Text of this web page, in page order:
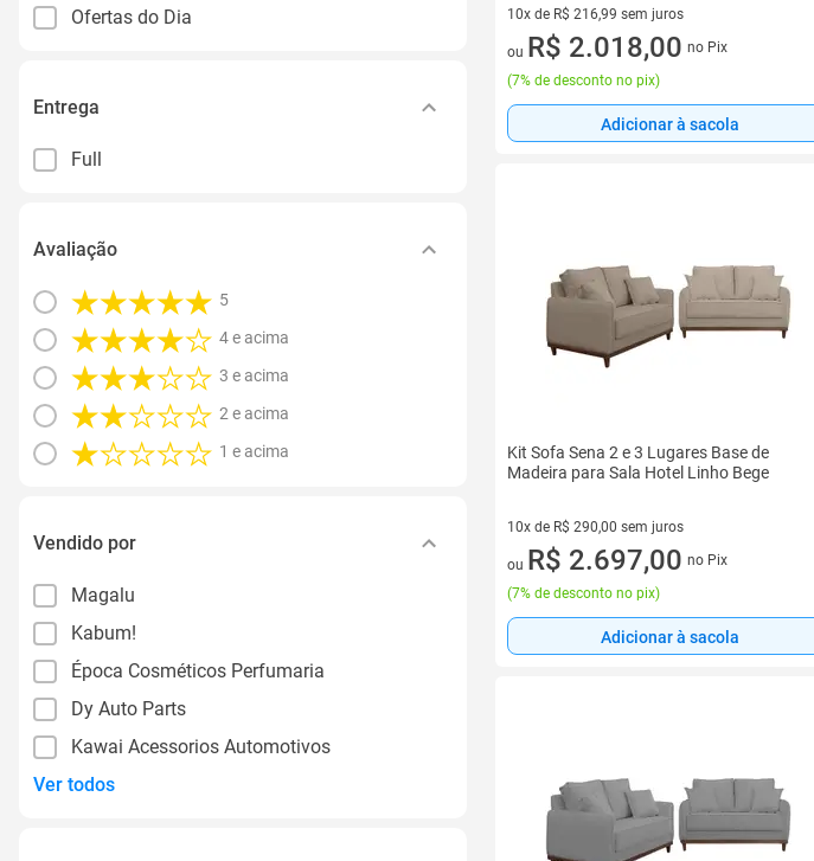
Ofertas do Dia
Entrega
Full
Avaliação
5
4 e acima
3 e acima
2 e acima
1 e acima
Vendido por
Magalu
Kabum!
Época Cosméticos Perfumaria
Dy Auto Parts
Kawai Acessorios Automotivos
Ver todos
10x de R$ 216,99 sem juros
10 vez de R$ 216,99 sem juros
ou R$ 2.018,00 no Pix
(7% de desconto no pix)
Adicionar à sacola
Kit Sofa Sena 2 e 3 Lugares Base de
Madeira para Sala Hotel Linho Bege
10x de R$ 290,00 sem juros
10 vez de R$ 290,00 sem juros
ou R$ 2.697,00 no Pix
(7% de desconto no pix)
Adicionar à sacola